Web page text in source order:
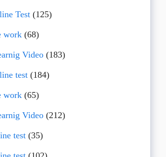
Test(125)
work(68)
Video(183)
test(184)
work(65)
Video(212)
test(35)